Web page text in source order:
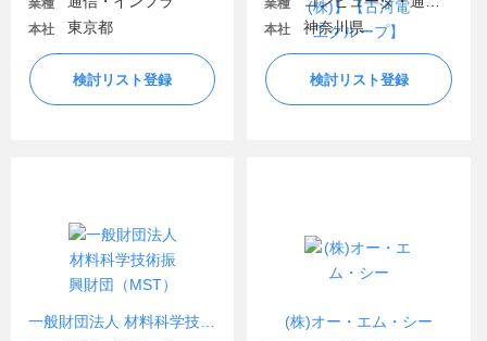
業種
本社 東京都
検討リスト登録
業種
本社 神奈川県
検討リスト登録
(株)オー・エム・シー